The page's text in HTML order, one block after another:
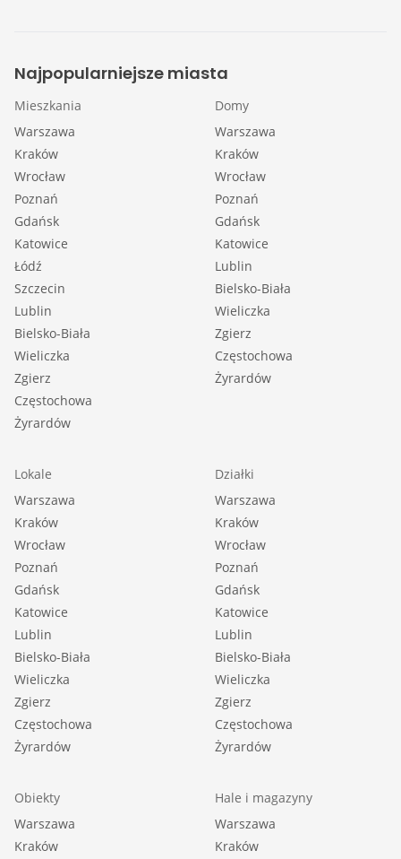
Najpopularniejsze miasta
Mieszkania
Warszawa
Kraków
Wrocław
Poznań
Gdańsk
Katowice
Łódź
Szczecin
Lublin
Bielsko-Biała
Wieliczka
Zgierz
Częstochowa
Żyrardów
Domy
Warszawa
Kraków
Wrocław
Poznań
Gdańsk
Katowice
Lublin
Bielsko-Biała
Wieliczka
Zgierz
Częstochowa
Żyrardów
Lokale
Warszawa
Kraków
Wrocław
Poznań
Gdańsk
Katowice
Lublin
Bielsko-Biała
Wieliczka
Zgierz
Częstochowa
Żyrardów
Działki
Warszawa
Kraków
Wrocław
Poznań
Gdańsk
Katowice
Lublin
Bielsko-Biała
Wieliczka
Zgierz
Częstochowa
Żyrardów
Obiekty
Warszawa
Kraków
Hale i magazyny
Warszawa
Kraków